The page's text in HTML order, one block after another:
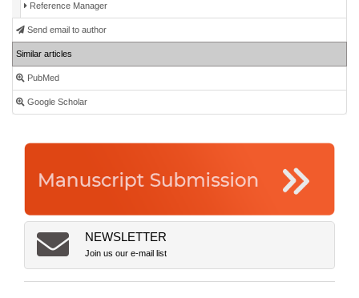
Reference Manager
Send email to author
Similar articles
PubMed
Google Scholar
NEWSLETTER
Join us our e-mail list